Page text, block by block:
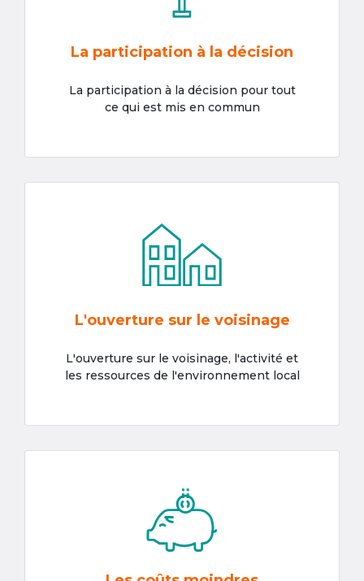
La participation à la décision
La participation à la décision pour tout
ce qui est mis en commun
L'ouverture sur le voisinage
L'ouverture sur le voisinage, l'activité et
les ressources de l'environnement local